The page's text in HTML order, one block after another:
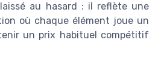
au hasard : il reflète une
où chaque élément joue un
un prix habituel compétitif